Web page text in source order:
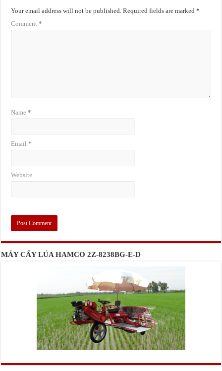
Your email address will not be published. Required fields are marked*
Comment*
Name*
Email*
Website
MÁY CẤY LÚA HAMCO 2Z-8238BG-E-D